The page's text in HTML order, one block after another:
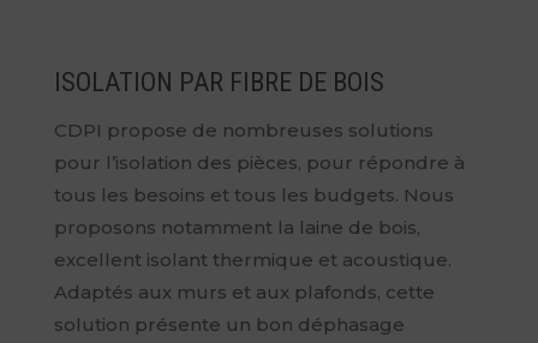
ISOLATION PAR FIBRE DE BOIS
CDPI propose de nombreuses solutions
pour l’isolation des pièces, pour répondre à
tous les besoins et tous les budgets. Nous
proposons notamment la laine de bois,
excellent isolant thermique et acoustique.
Adaptés aux murs et aux plafonds, cette
solution présente un bon déphasage